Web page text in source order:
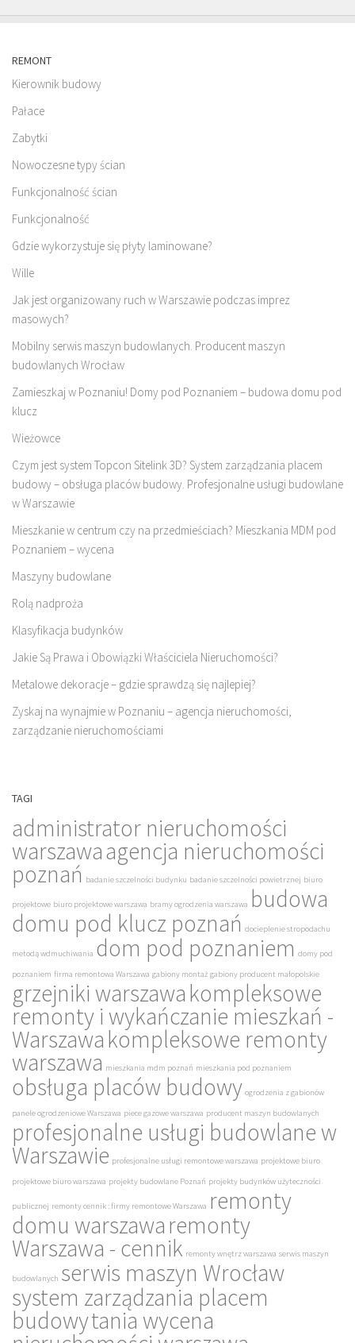
REMONT
Kierownik budowy
Pałace
Zabytki
Nowoczesne typy ścian
Funkcjonalność ścian
Funkcjonalność
Gdzie wykorzystuje się płyty laminowane?
Wille
Jak jest organizowany ruch w Warszawie podczas imprez
masowych?
Mobilny serwis maszyn budowlanych. Producent maszyn
budowlanych Wrocław
Zamieszkaj w Poznaniu! Domy pod Poznaniem – budowa domu pod
klucz
Wieżowce
Czym jest system Topcon Sitelink 3D? System zarządzania placem
budowy – obsługa placów budowy. Profesjonalne usługi budowlane
w Warszawie
Mieszkanie w centrum czy na przedmieściach? Mieszkania MDM pod
Poznaniem – wycena
Maszyny budowlane
Rolą nadproża
Klasyfikacja budynków
Jakie Są Prawa i Obowiązki Właściciela Nieruchomości?
Metalowe dekoracje – gdzie sprawdzą się najlepiej?
Zyskaj na wynajmie w Poznaniu – agencja nieruchomości,
zarządzanie nieruchomościami
TAGI
administrator nieruchomości
warszawaagencja nieruchomości
poznań badanie szczelności budynku badanie szczelności powietrznej biuro
projektowe biuro projektowe warszawa bramy ogrodzenia warszawa budowa
domu pod klucz poznań docieplenie stropodachu
metodą wdmuchiwania dom pod poznaniem domy pod
poznaniem firma remontowa Warszawa gabiony montaż gabiony producent małopolskie
grzejniki warszawakompleksowe
remonty i wykańczanie mieszkań -
Warszawakompleksowe remonty
warszawa mieszkania mdm poznań mieszkania pod poznaniem
obsługa placów budowy ogrodzenia z gabionów
panele ogrodzeniowe Warszawa piece gazowe warszawa producent maszyn budowlanych
profesjonalne usługi budowlane w
Warszawie profesjonalne usługi remontowe warszawa projektowe biuro
projektowe biuro warszawa projekty budowlane Poznań projekty budynków użyteczności
publicznej remonty cennik : firmy remontowe Warszawa remonty
domu warszawaremonty
Warszawa - cennik remonty wnętrz warszawa serwis maszyn
budowlanych serwis maszyn Wrocław
system zarządzania placem
budowytania wycena